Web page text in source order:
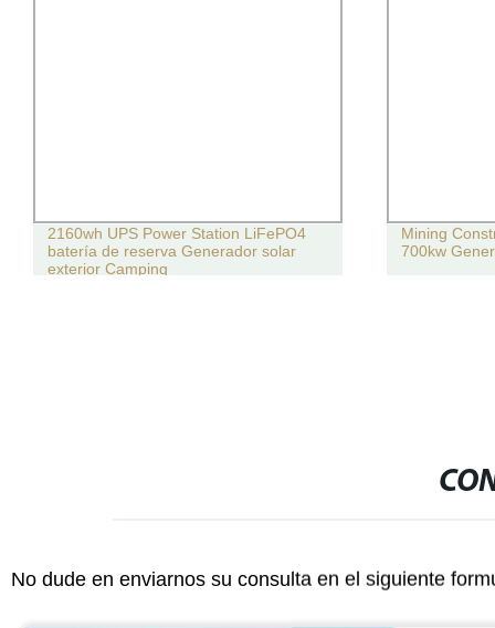
2160wh UPS Power Station LiFePO4
batería de reserva Generador solar
exterior Camping
Mining
700kw
No dude en enviarnos su consulta en el siguiente